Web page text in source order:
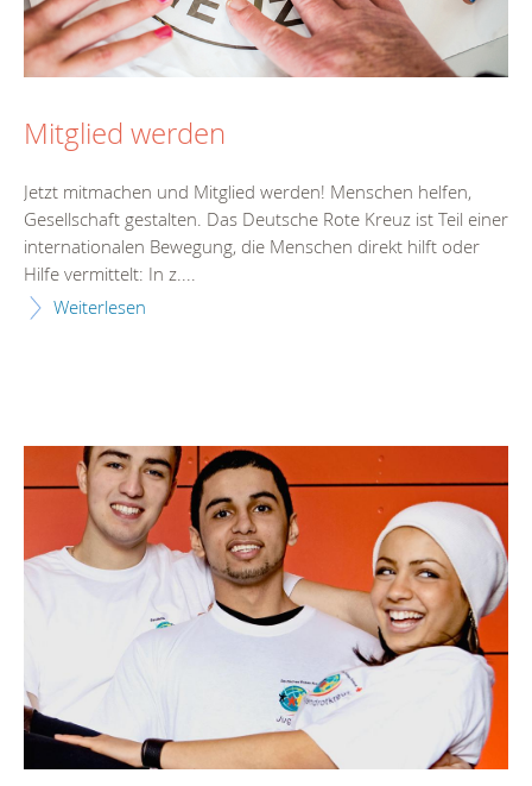
Mitglied werden
Jetzt mitmachen und Mitglied werden! Menschen helfen,
Gesellschaft gestalten. Das Deutsche Rote Kreuz ist Teil einer
internationalen Bewegung, die Menschen direkt hilft oder
Hilfe vermittelt: In z....
Weiterlesen